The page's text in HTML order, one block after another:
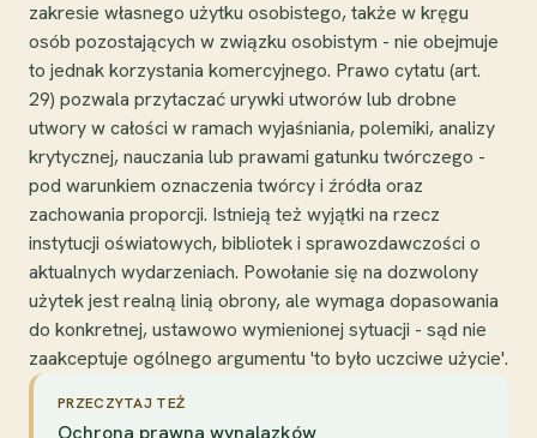
zakresie własnego użytku osobistego, także w kręgu
osób pozostających w związku osobistym - nie obejmuje
to jednak korzystania komercyjnego. Prawo cytatu (art.
29) pozwala przytaczać urywki utworów lub drobne
utwory w całości w ramach wyjaśniania, polemiki, analizy
krytycznej, nauczania lub prawami gatunku twórczego -
pod warunkiem oznaczenia twórcy i źródła oraz
zachowania proporcji. Istnieją też wyjątki na rzecz
instytucji oświatowych, bibliotek i sprawozdawczości o
aktualnych wydarzeniach. Powołanie się na dozwolony
użytek jest realną linią obrony, ale wymaga dopasowania
do konkretnej, ustawowo wymienionej sytuacji - sąd nie
zaakceptuje ogólnego argumentu 'to było uczciwe użycie'.
PRZECZYTAJ TEŻ
Ochrona prawna wynalazków